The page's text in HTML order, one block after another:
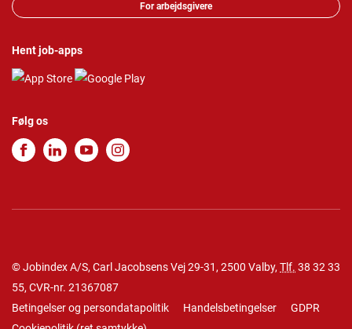
For arbejdsgivere
Hent job-apps
Følg os
© Jobindex A/S, Carl Jacobsens Vej 29-31, 2500 Valby, Tlf. 38 32 33
55, CVR-nr. 21367087
Betingelser og persondatapolitik
Handelsbetingelser
GDPR